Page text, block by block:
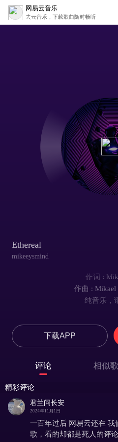
网易云音乐
去云音乐，下载歌曲随时畅听
Ethereal
mikeeysmind
作词 :
作曲 : Mikael
纯音乐，
下载APP
评论 相似
精彩评论
君兰问长安
2024年11月1日
一百年过后 网易云还在
歌，看的却都是死人的评